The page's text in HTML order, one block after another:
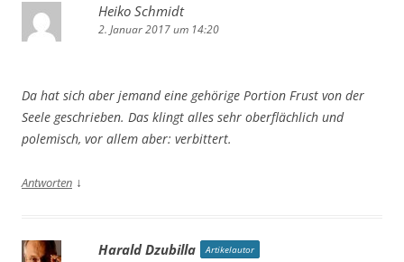
Heiko Schmidt
2. Januar 2017 um 14:20
Da hat sich aber jemand eine gehörige Portion Frust von der
Seele geschrieben. Das klingt alles sehr oberflächlich und
polemisch, vor allem aber: verbittert.
Antworten ↓
Harald Dzubilla Artikelautor